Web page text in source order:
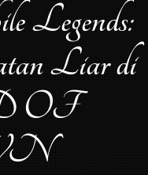
Liar di
OF